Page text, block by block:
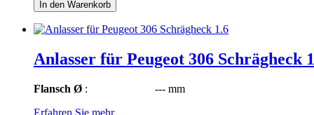
In den Warenkorb
Anlasser für Peugeot 306 Schrägheck
Flansch Ø : --- mm
Erfahren Sie mehr